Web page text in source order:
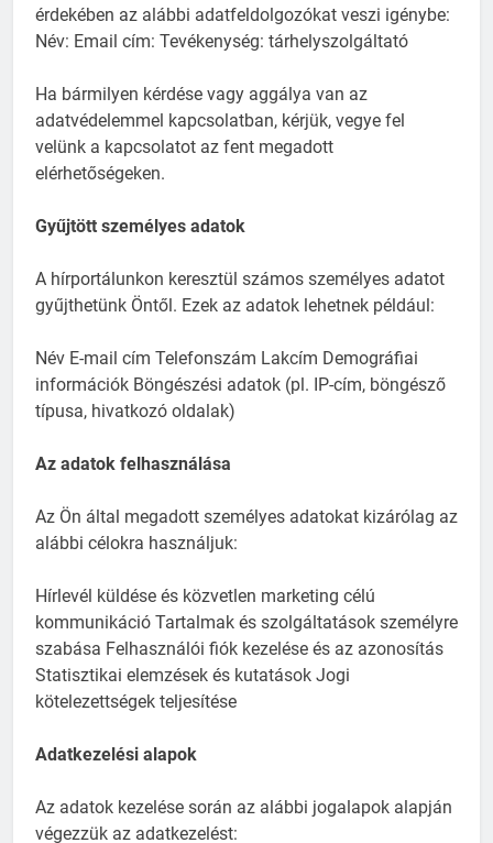
érdekében az alábbi adatfeldolgozókat veszi igénybe:
Név: Email cím: Tevékenység: tárhelyszolgáltató
Ha bármilyen kérdése vagy aggálya van az
adatvédelemmel kapcsolatban, kérjük, vegye fel
velünk a kapcsolatot az fent megadott
elérhetőségeken.
Gyűjtött személyes adatok
A hírportálunkon keresztül számos személyes adatot
gyűjthetünk Öntől. Ezek az adatok lehetnek például:
Név E-mail cím Telefonszám Lakcím Demográfiai
információk Böngészési adatok (pl. IP-cím, böngésző
típusa, hivatkozó oldalak)
Az adatok felhasználása
Az Ön által megadott személyes adatokat kizárólag az
alábbi célokra használjuk:
Hírlevél küldése és közvetlen marketing célú
kommunikáció Tartalmak és szolgáltatások személyre
szabása Felhasználói fiók kezelése és az azonosítás
Statisztikai elemzések és kutatások Jogi
kötelezettségek teljesítése
Adatkezelési alapok
Az adatok kezelése során az alábbi jogalapok alapján
végezzük az adatkezelést: